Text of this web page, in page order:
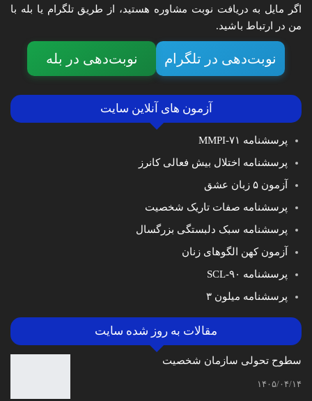
اگر مایل به دریافت نوبت مشاوره هستید، از طریق تلگرام یا بله با
من در ارتباط باشید.
نوبت‌دهی در تلگرام نوبت‌دهی در بله
آزمون های آنلاین سایت
پرسشنامه MMPI-۷۱
پرسشنامه اختلال بیش فعالی کانرز
آزمون ۵ زبان عشق
پرسشنامه صفات تاریک شخصیت
پرسشنامه سبک دلبستگی بزرگسال
آزمون کهن الگوهای زنان
پرسشنامه SCL-۹۰
پرسشنامه میلون ۳
مقالات به روز شده سایت
سطوح تحولی سازمان‌ شخصیت
۱۴۰۵/۰۴/۱۴